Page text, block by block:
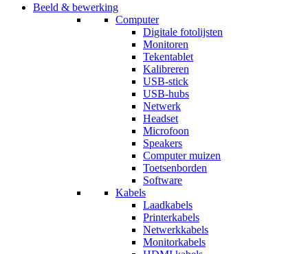
Beeld & bewerking
Computer
Digitale fotolijsten
Monitoren
Tekentablet
Kalibreren
USB-stick
USB-hubs
Netwerk
Headset
Microfoon
Speakers
Computer muizen
Toetsenborden
Software
Kabels
Laadkabels
Printerkabels
Netwerkkabels
Monitorkabels